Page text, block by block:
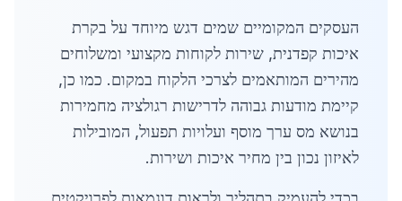
העסקים המקומיים שמים דגש מיוחד על בקרת
איכות קפדנית, שירות לקוחות מקצועי ומשלוחים
מהירים המותאמים לצרכי הלקוח במקום. כמו כן,
קיימת מודעות גבוהה לדרישות רגולציה מחמירות
בנושא מס ערך מוסף ועלויות תפעול, המובילות
לאיזון נכון בין מחיר איכות ושירות.